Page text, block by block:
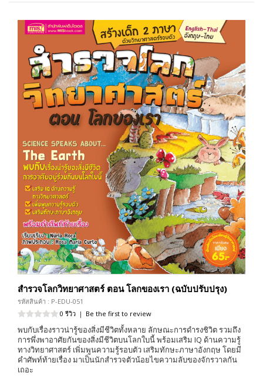
สำรวจโลกวิทยาศาสตร์ ตอน โลกของเรา (ฉบับปรับปรุง)
รหัสสินค้า : P-EDU-051
0 รีวิว | Be the first to review
พบกับเรื่องราวน่ารู้ของสิ่งมีชีวิตทั้งหลาย ลักษณะการดำรงชิวิต รวมถึง
การพึ่งพาอาศัยกันของสิ่งมีชีวิตบนโลกใบนี้ พร้อมเสริม IQ ด้านความรู้
ทางวิทยาศาสตร์ เพิ่มพูนความรู้รอบตัว เสริมทักษะภาษาอังกฤษ โดยมี
คำศัพท์ท้ายเรื่อง มาเป็นนักสำรวจตัวน้อยไขความลับของจักรวาลกัน
เถอะ